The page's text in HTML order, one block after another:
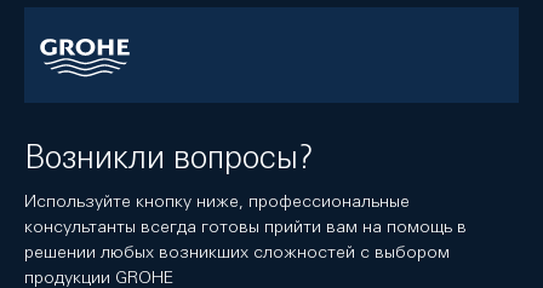
Возникли вопросы?
Используйте кнопку ниже, профессиональные
консультанты всегда готовы прийти вам на помощь в
решении любых возникших сложностей с выбором
продукции GROHE